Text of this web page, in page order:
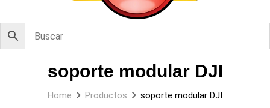
soporte modular DJI
Home Productos soporte modular DJI